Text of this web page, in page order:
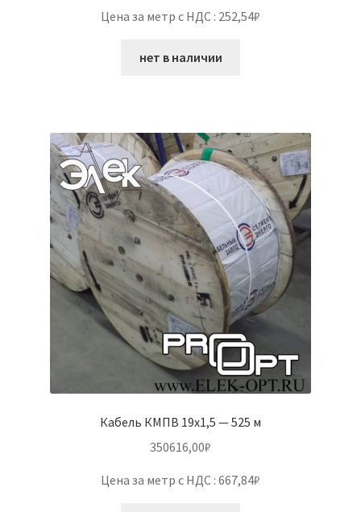
Цена за метр с НДС : 252,54₽
нет в наличии
Кабель КМПВ 19х1,5 — 525 м
350616,00₽
Цена за метр с НДС : 667,84₽